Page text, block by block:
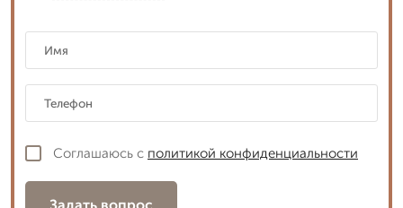
Соглашаюсь с политикой конфиденциальности
Задать вопрос